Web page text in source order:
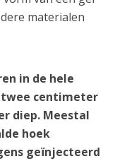
materialen
in de hele
twee centimeter
diep. Meestal
hoek
geïnjecteerd